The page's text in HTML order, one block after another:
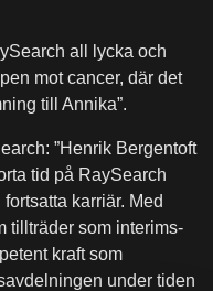
all lycka och
mot cancer, där det
till Annika”.
”Henrik Bergentoft
tid på RaySearch
karriär. Med
tillträder som interims-
kraft som
under tiden